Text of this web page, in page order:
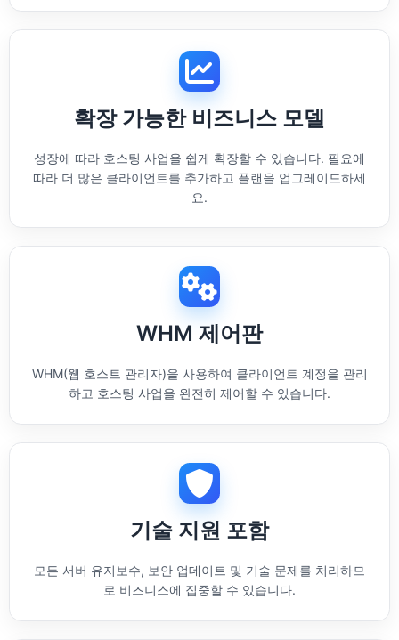
확장 가능한 비즈니스 모델
성장에 따라 호스팅 사업을 쉽게 확장할 수 있습니다. 필요에
따라 더 많은 클라이언트를 추가하고 플랜을 업그레이드하세
요.
WHM 제어판
WHM(웹 호스트 관리자)을 사용하여 클라이언트 계정을 관리
하고 호스팅 사업을 완전히 제어할 수 있습니다.
기술 지원 포함
모든 서버 유지보수, 보안 업데이트 및 기술 문제를 처리하므
로 비즈니스에 집중할 수 있습니다.